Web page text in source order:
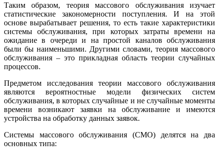
Таким образом, теория массового обслуживания изучает
статистические закономерности поступления. И на этой
основе вырабатывает решения, то есть такие характеристики
системы обслуживания, при которых затраты времени на
ожидание в очереди и на простой каналов обслуживания
были бы наименьшими. Другими словами, теория массового
обслуживания – это прикладная область теории случайных
процессов.
Предметом исследования теории массового обслуживания
являются вероятностные модели физических систем
обслуживания, в которых случайные и не случайные моменты
времени возникают заявки на обслуживание и имеются
устройства на обработку данных заявок.
Системы массового обслуживания (СМО) делятся на два
основных типа: